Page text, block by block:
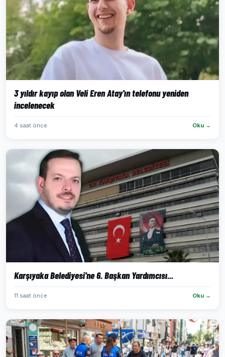
3 yıldır kayıp olan Veli Eren Atay'ın telefonu yeniden
incelenecek
4 saat önce Oku →
Karşıyaka Belediyesi'ne 6. Başkan Yardımcısı...
11 saat önce Oku →